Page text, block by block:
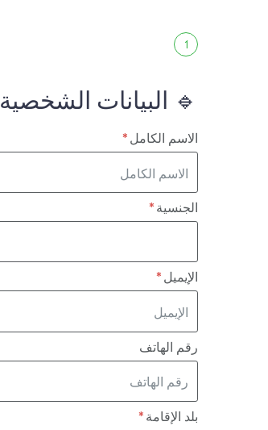
1
🔹 البيانات الشخصية
الاسم الكامل
الجنسية
الإيميل
رقم الهاتف
بلد الإقامة